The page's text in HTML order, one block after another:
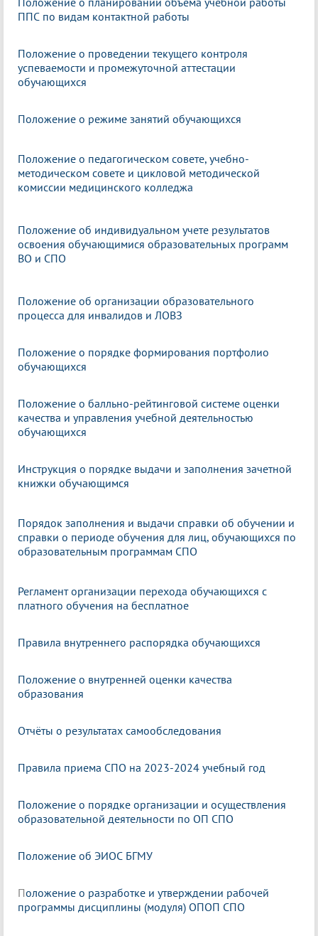
ППС по видам контактной работы
Положение о проведении текущего контроля
успеваемости и промежуточной аттестации
обучающихся
Положение о режиме занятий обучающихся
Положение о педагогическом совете, учебно-
методическом совете и цикловой методической
комиссии медицинского колледжа
Положение об индивидуальном учете результатов
освоения обучающимися образовательных программ
ВО и СПО
Положение об организации образовательного
процесса для инвалидов и ЛОВЗ
Положение о порядке формирования портфолио
обучающихся
Положение о балльно-рейтинговой системе оценки
качества и управления учебной деятельностью
обучающихся
Инструкция о порядке выдачи и заполнения зачетной
книжки обучающимся
Порядок заполнения и выдачи справки об обучении и
справки о периоде обучения для лиц, обучающихся по
образовательным программам СПО
Регламент организации перехода обучающихся с
платного обучения на бесплатное
Правила внутреннего распорядка обучающихся
Положение о внутренней оценки качества
образования
Отчёты о результатах самообследования
Правила приема СПО на 2023-2024 учебный год
Положение о порядке организации и осуществления
образовательной деятельности по ОП СПО
Положение об ЭИОС БГМУ
Положение о разработке и утверждении рабочей
программы дисциплины (модуля) ОПОП СПО